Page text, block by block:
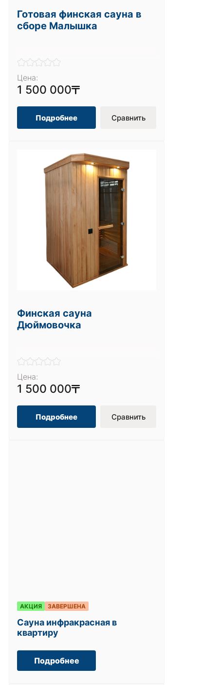
Готовая финская сауна в
сборе Малышка
Цена:
1 500 000
Подробнее Сравнить
Финская сауна
Дюймовочка
Цена:
1 500 000
Подробнее Сравнить
АКЦИЯ ЗАВЕРШЕНА
Сауна инфракрасная в
квартиру
Подробнее